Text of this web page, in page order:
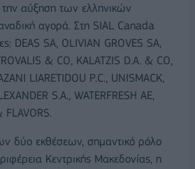
την αύξηση των ελληνικών
αγορά. Στη SIAL Canada
DEAS SA, OLIVIAN GROVES SA,
& CO, KALATZIS D.A. & CO,
LIARETIDOU P.C., UNISMACK,
S.A., WATERFRESH AE,
FLAVORS.
δύο εκθέσεων, σημαντικό ρόλο
Κεντρικής Μακεδονίας, η